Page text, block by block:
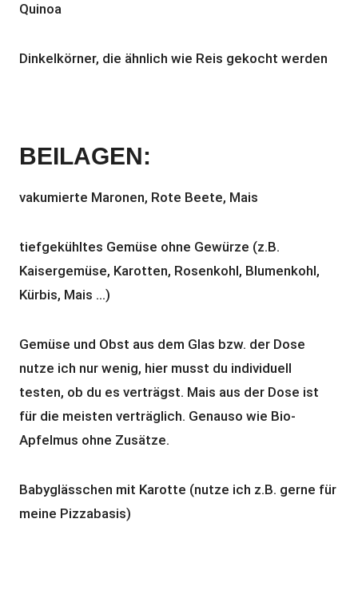
Quinoa
Dinkelkörner, die ähnlich wie Reis gekocht werden
BEILAGEN:
vakumierte Maronen, Rote Beete, Mais
tiefgekühltes Gemüse ohne Gewürze (z.B.
Kaisergemüse, Karotten, Rosenkohl, Blumenkohl,
Kürbis, Mais …)
Gemüse und Obst aus dem Glas bzw. der Dose
nutze ich nur wenig, hier musst du individuell
testen, ob du es verträgst. Mais aus der Dose ist
für die meisten verträglich. Genauso wie Bio-
Apfelmus ohne Zusätze.
Babyglässchen mit Karotte (nutze ich z.B. gerne für
meine Pizzabasis)